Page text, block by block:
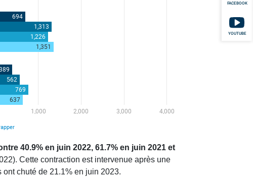
FACEBOOK
YOUTUBE
40.9% en juin 2022, 61.7% en juin 2021 et
Cette contraction est intervenue après une
chuté de 21.1% en juin 2023.